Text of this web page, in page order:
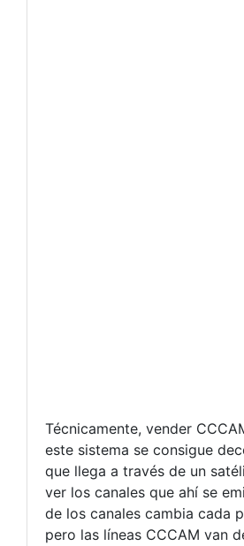
Técnicamente, vender
este sistema se consigue
que llega a través de un
ver los canales que ahí se
de los canales cambia cada
pero las líneas CCCAM van